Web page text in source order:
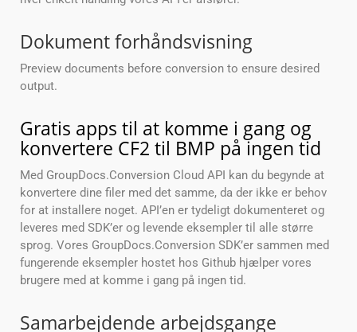
Dokument forhåndsvisning
Preview documents before conversion to ensure desired
output.
Gratis apps til at komme i gang og
konvertere CF2 til BMP på ingen tid
Med GroupDocs.Conversion Cloud API kan du begynde at
konvertere dine filer med det samme, da der ikke er behov
for at installere noget. API’en er tydeligt dokumenteret og
leveres med SDK’er og levende eksempler til alle større
sprog. Vores GroupDocs.Conversion SDK’er sammen med
fungerende eksempler hostet hos Github hjælper vores
brugere med at komme i gang på ingen tid.
Samarbejdende arbejdsgange